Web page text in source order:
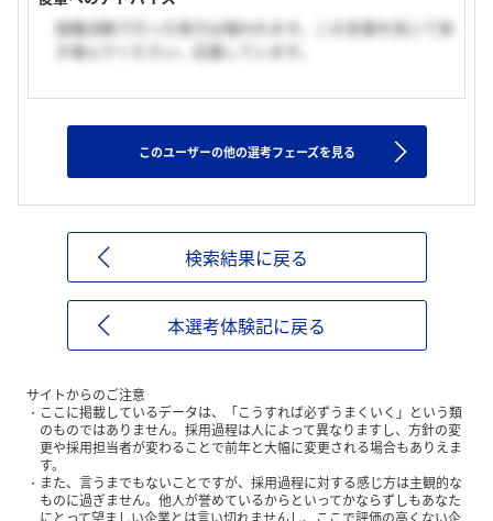
就職活動で行った努力は報われます。この言葉を信じて突
き進んでください。応援しています。
このユーザーの他の選考フェーズを見る
検索結果に戻る
本選考体験記に戻る
サイトからのご注意
ここに掲載しているデータは、「こうすれば必ずうまくいく」という類
のものではありません。採用過程は人によって異なりますし、方針の変
更や採用担当者が変わることで前年と大幅に変更される場合もありえま
す。
また、言うまでもないことですが、採用過程に対する感じ方は主観的な
ものに過ぎません。他人が誉めているからといってかならずしもあなた